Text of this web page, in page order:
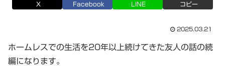
X Facebook LINE コピー
2025.03.21
ホームレスでの生活を20年以上続けてきた友人の話の続
編になります。